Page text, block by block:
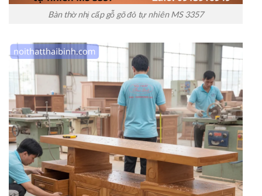
Bàn thờ nhị cấp gỗ gõ đỏ tự nhiên MS 3357